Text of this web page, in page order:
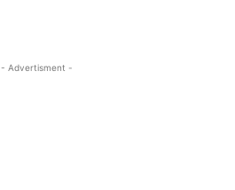
- Advertisment -